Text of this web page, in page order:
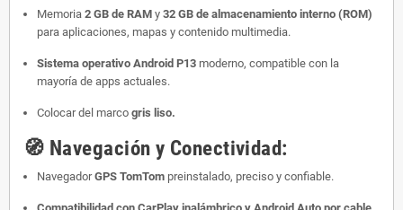
Memoria 2 GB de RAM y 32 GB de almacenamiento interno (ROM)
para aplicaciones, mapas y contenido multimedia.
Sistema operativo Android P13 moderno, compatible con la
mayoría de apps actuales.
Colocar del marco gris liso.
🧭 Navegación y Conectividad:
NavegadorGPS TomTom preinstalado, preciso y confiable.